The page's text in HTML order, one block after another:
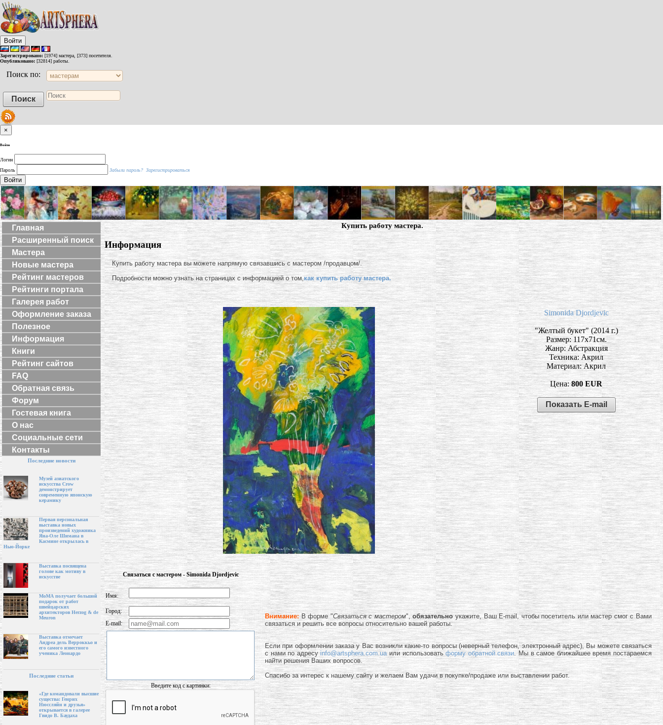
Войти
Зарегистрировано: [1974] мастера, [373] посетителя.
Опубликовано: [32814] работы.
Поиск по:
×
Войти
Логин
Пароль
Забыли пароль? Зарегистрироваться
Войти
Главная
Расширенный поиск
Мастера
Новые мастера
Рейтинг мастеров
Рейтинги портала
Галерея работ
Оформление заказа
Полезное
Информация
Книги
Рейтинг сайтов
FAQ
Обратная связь
Форум
Гостевая книга
О нас
Социальные сети
Контакты
Последние новости
Музей азиатского
искусства Crow
демонстрирует
современную японскую
керамику
Первая персональная
выставка новых
произведений художника
Яна-Оле Шимана в
Касмине открылась в
Нью-Йорке
Выставка посвящена
голове как мотиву в
искусстве
МоМА получает большой
подарок от работ
швейцарских
архитекторов Herzog & de
Meuron
Выставка отмечает
Андреа дель Верроккьо и
его самого известного
ученика Леонардо
Последние статьи
«Где командовали высшие
существа: Генрих
Нюссляйн и друзья»
открывается в галерее
Гвидо В. Баудаха
Купить работу мастера.
Информация
Купить работу мастера вы можете напрямую связавшись с мастером /продавцом/.
Подробности можно узнать на страницах с информацией о том,как купить работу мастера.
Simonida Djordjevic
"Желтый букет" (2014 г.)
Размер: 117х71см.
Жанр: Абстракция
Техника: Акрил
Материал: Акрил
Цена:800 EUR
Показать E-mail
Связаться с мастером - Simonida Djordjevic
Внимание:В форме "Связаться с мастером",обязательноукажите, Ваш E-mail, чтобы посетитель или мастер смог с Вами
связаться и решить все вопросы относительно вашей работы.
Если при оформлении заказа у Вас возникли какие-то вопросы (неверный телефон, электронный адрес), Вы можете связаться
с нами по адресуinfo@artsphera.com.uaили использоватьформу обратной связи. Мы в самое ближайшее время постараемся
найти решения Ваших вопросов.
Спасибо за интерес к нашему сайту и желаем Вам удачи в покупке/продаже или выставлении работ.
Имя:
Город:
E-mail:
Введите код с картинки: